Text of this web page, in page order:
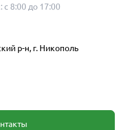
с 8:00 до 17:00
р-н, г. Никополь